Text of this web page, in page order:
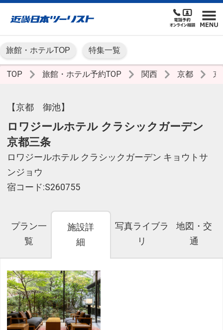
旅館・ホテルTOP 特集一覧
TOP 旅館・ホテル予約TOP 関西 京都 京
【京都 御池】
ロワジールホテル クラシックガーデン
京都三条
ロワジールホテル クラシックガーデン キョウトサ
ンジョウ
宿コード:S260755
プラン一
覧
施設詳
細
写真ライブラ
リ
地図・交
通